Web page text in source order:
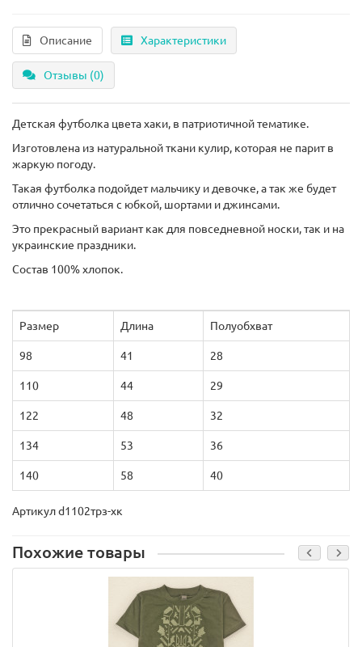
Описание Характеристики
Отзывы (0)
Детская футболка цвета хаки, в патриотичной тематике.
Изготовлена из натуральной ткани кулир, которая не парит в
жаркую погоду.
Такая футболка подойдет мальчику и девочке, а так же будет
отлично сочетаться с юбкой, шортами и джинсами.
Это прекрасный вариант как для повседневной носки, так и на
украинские праздники.
Состав 100% хлопок.
Размер Длина Полуобхват
98 41 28
110 44 29
122 48 32
134 53 36
140 58 40
Артикул d1102трз-хк
Похожие товары